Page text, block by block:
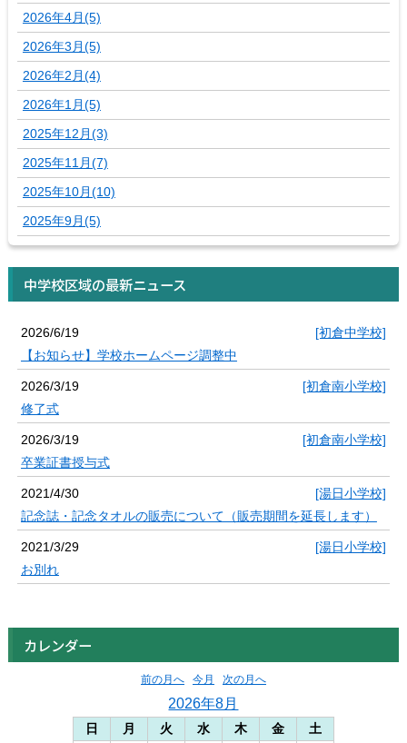
2026年4月(5)
2026年3月(5)
2026年2月(4)
2026年1月(5)
2025年12月(3)
2025年11月(7)
2025年10月(10)
2025年9月(5)
中学校区域の最新ニュース
2026/6/19
[初倉中学校]
【お知らせ】学校ホームページ調整中
2026/3/19
[初倉南小学校]
修了式
2026/3/19
[初倉南小学校]
卒業証書授与式
2021/4/30
[湯日小学校]
記念誌・記念タオルの販売について（販売期間を延長します）
2021/3/29
[湯日小学校]
お別れ
カレンダー
前の月へ 今月 次の月へ
2026年8月
日 月 火 水 木 金 土